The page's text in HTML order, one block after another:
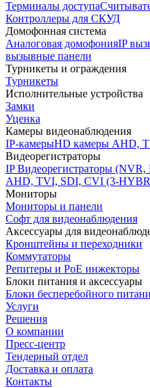
Терминалы доступа
Контроллеры для СКУД
Домофонная система
Аналоговая домофонияIP
вызывные панели
Турникеты и ограждения
Турникеты
Исполнительные устройства
Замки
Уценка
Камеры видеонаблюдения
IP-камерыHD камеры AHD,
Видеорегистраторы
IP Видеорегистраторы
AHD, TVI, SDI, CVI (3-
Мониторы
Мониторы и панели
Софт для видеонаблюдения
Аксессуары для
Кронштейны и переходники
Коммутаторы
Репитеры и PoE инжекторы
Блоки питания и аксессуары
Блоки бесперебойного
Услуги
Решения
О компании
Пресс-центр
Тендерный отдел
Доставка и оплата
Контакты